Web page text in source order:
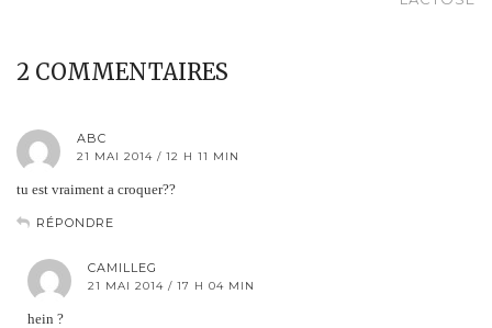
2 COMMENTAIRES
ABC
21 MAI 2014 / 12 H 11 MIN
tu est vraiment a croquer??
RÉPONDRE
CAMILLEG
21 MAI 2014 / 17 H 04 MIN
hein ?